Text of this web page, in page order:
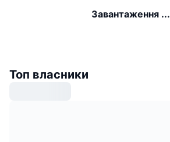
Завантаження ...
Топ власники